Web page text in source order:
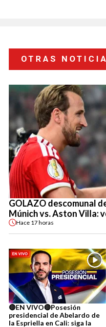
OTRAS
GOLAZO descomunal
Múnich vs. Aston Villa:
Hace 17 horas
🔴EN VIVO🔴Posesión
presidencial de Abelardo de
la Espriella en Cali: siga la